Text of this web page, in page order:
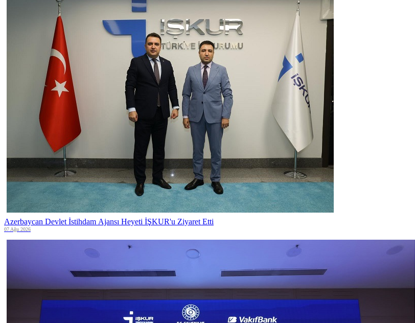
Azerbaycan Devlet İstihdam Ajansı Heyeti İŞKUR'u Ziyaret Etti
07 Ağu 2026